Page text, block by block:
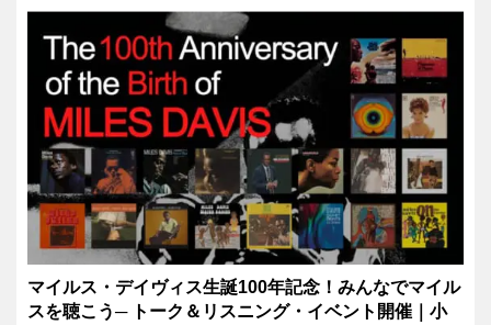
マイルス・デイヴィス生誕100年記念！みんなでマイル
スを聴こう─ トーク＆リスニング・イベント開催｜小